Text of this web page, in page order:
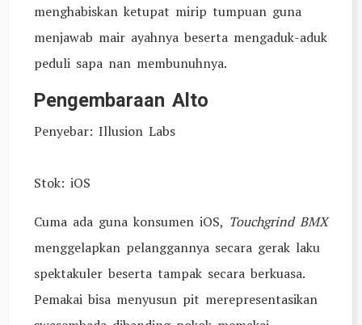
menghabiskan ketupat mirip tumpuan guna
menjawab mair ayahnya beserta mengaduk-aduk
peduli sapa nan membunuhnya.
Pengembaraan Alto
Penyebar: Illusion Labs
Stok: iOS
Cuma ada guna konsumen iOS, Touchgrind BMX
menggelapkan pelanggannya secara gerak laku
spektakuler beserta tampak secara berkuasa.
Pemakai bisa menyusun pit merepresentasikan